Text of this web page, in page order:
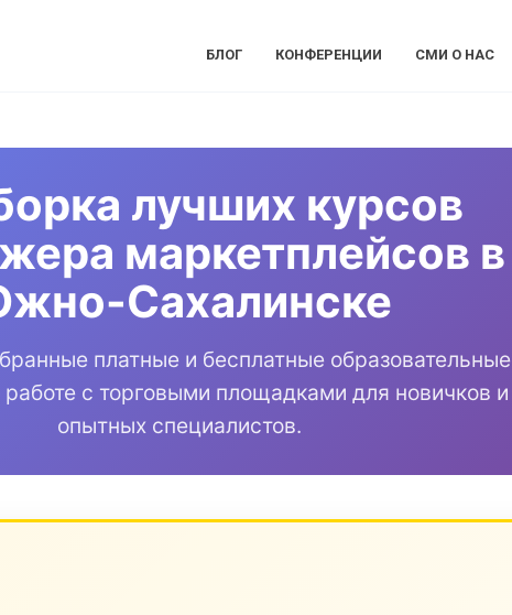
БЛОГ КОНФЕРЕНЦИИ СМИ О НАС
лучших курсов
маркетплейсов в
Сахалинске
платные и бесплатные образовательные
с торговыми площадками для новичков и
опытных специалистов.